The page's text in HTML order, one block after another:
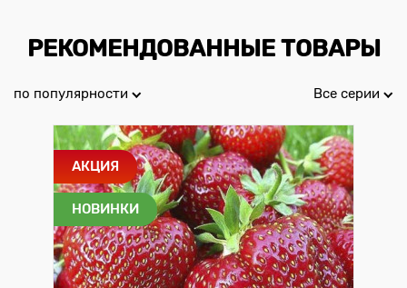
РЕКОМЕНДОВАННЫЕ ТОВАРЫ
по популярности Все серии
АКЦИЯ
НОВИНКИ